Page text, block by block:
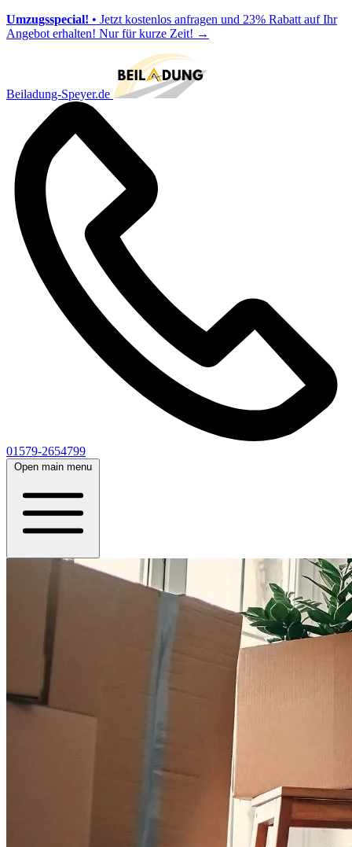
Umzugsspecial! • Jetzt kostenlos anfragen und 23% Rabatt auf Ihr
Angebot erhalten! Nur für kurze Zeit! →
Beiladung-Speyer.de
01579-2654799
Open main menu